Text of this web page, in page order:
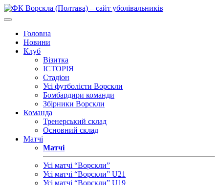
Головна
Новини
Клуб
Візитка
ІСТОРІЯ
Стадіон
Усі футболісти Ворскли
Бомбардири команди
Збірники Ворскли
Команда
Тренерський склад
Основний склад
Матчі
Матчі
Усі матчі “Ворскли”
Усі матчі “Ворскли” U21
Усі матчі “Ворскли” U19